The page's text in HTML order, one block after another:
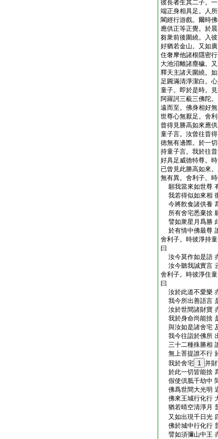
彼長者生其二子。
端正身相具足。人
閣經行游戲。爾時
應供正等正覺。於
芻衆前後圍繞。入
好猶若金山。又如
住奢摩他諸根隱密
大池沼離諸塵穢。
釋天主諸天圍繞。
足圓滿清淨潔白。
童子。即於是時。
阿羅訶三藐三佛陀
遠而至。佛身相好
世尊心無厭足。舍
曾得見勝高如來應
童子言。汝曾往昔
徳無有邊際。於一
持童子言。我於往
好具足威徳特尊。
已曾見此勝高如來
無有異。舍利子。
願我當來如世尊
我若得似如來相
今將飮食諸供養
所有舍宅悉棄捨
譬如衆星月爲勝
於有情中佛最尊
舍利子。時彼淨持
曰
汝今莫作如是語
汝今聽我誠實言
舍利子。時彼淨住
曰
汝於此道不愛樂
我今所出善語言
汝於世間諸財寶
我於身命尚能捨
與汝如是諸舍宅
我今往詣於佛所
三十二種殊勝相
無上菩提誰不行
我於舍宅 1 并
於此一切皆能捨
假使倶胝千劫中
佛爲世間大光明
佛來王城行化行
猶若晴空清淨月
又如出現千日光
佛於城中行化行
譬如須彌山中王